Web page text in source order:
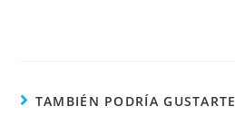
TAMBIÉN PODRÍA GUSTARTE